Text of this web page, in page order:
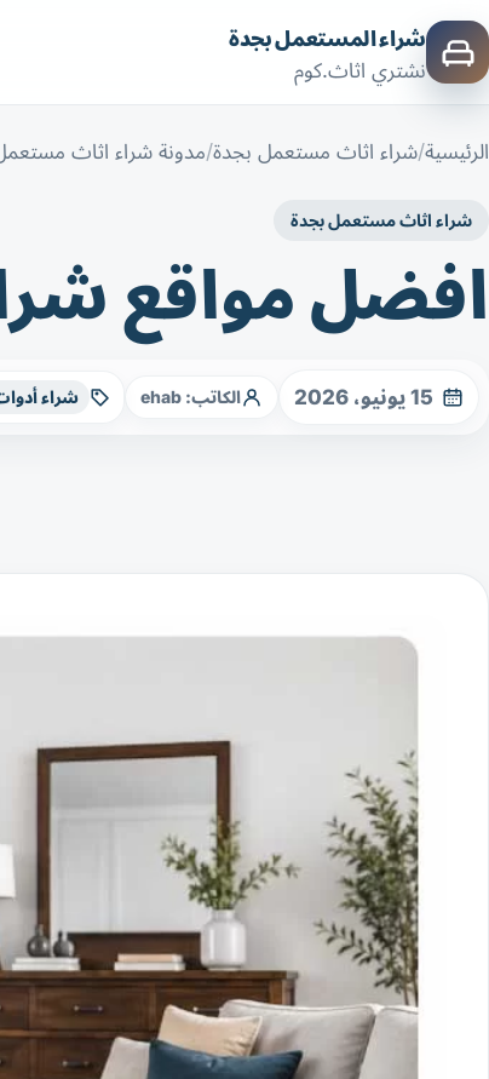
شراء المستعمل بجدة
نشتري اثاث.كوم
الرئيسية شراء اثاث مستعمل بجدة مدونة شراء اثاث
شراء اثاث مستعمل بجدة
افضل مواقع
15 يونيو، 2026 الكاتب: ehab شراء